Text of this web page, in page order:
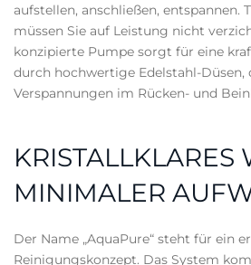
aufstellen, anschließen, entspannen.
müssen Sie auf Leistung nicht
konzipierte Pumpe sorgt für eine
durch hochwertige Edelstahl-Düsen,
Verspannungen im Rücken- und
KRISTALLKLARES
MINIMALER
Der Name „AquaPure“ steht für ein
Reinigungskonzept. Das System